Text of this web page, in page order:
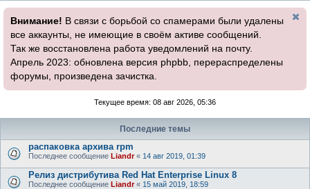
Внимание! В связи с борьбой со спамерами были удалены
все аккаунты, не имеющие в своём активе сообщений.
Так же восстановлена работа уведомлений на почту.
Апрель 2023: обновлена версия phpbb, перераспределены
форумы, произведена зачистка.
Текущее время: 08 авг 2026, 05:36
Последние темы
распаковка архива rpm
Последнее сообщение Liandr« 14 авг 2019, 01:39
Релиз дистрибутива Red Hat Enterprise Linux 8
Последнее сообщение Liandr« 15 май 2019, 18:59